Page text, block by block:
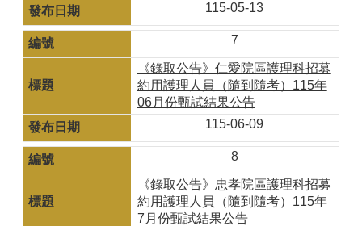
115-05-13
7
《錄取公告》仁愛院區護理科招募
約用護理人員（隨到隨考）115年
06月份甄試結果公告
115-06-09
8
《錄取公告》忠孝院區護理科招募
約用護理人員（隨到隨考）115年
7月份甄試結果公告